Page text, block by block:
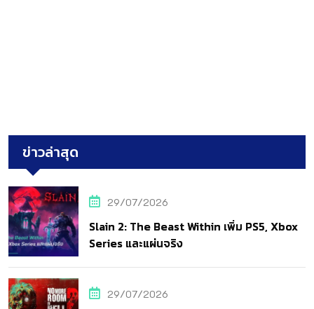
ข่าวล่าสุด
29/07/2026
Slain 2: The Beast Within เพิ่ม PS5, Xbox
Series และแผ่นจริง
29/07/2026